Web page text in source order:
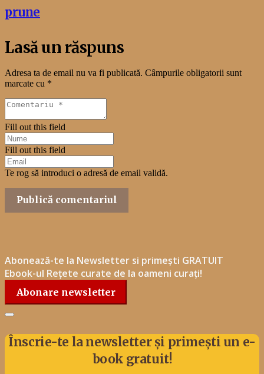
prune
Lasă un răspuns
Adresa ta de email nu va fi publicată. Câmpurile obligatorii sunt
marcate cu *
Fill out this field
Fill out this field
Te rog să introduci o adresă de email validă.
Publică comentariul
Abonează-te la Newsletter si primești GRATUIT
Ebook-ul Rețete curate de la oameni curați!
Abonare newsletter
Înscrie-te la newsletter și primești un e-
book gratuit!